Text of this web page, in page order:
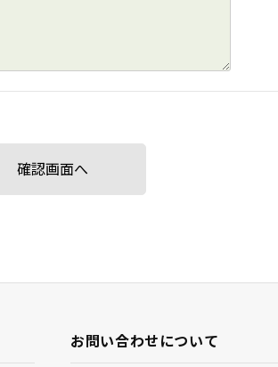
お問い合わせについて